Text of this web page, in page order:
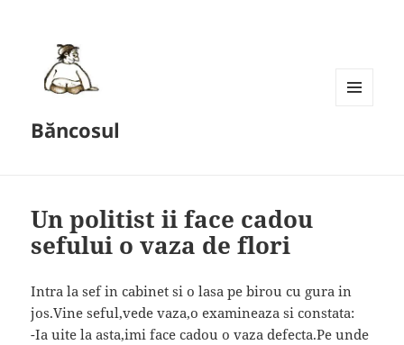
Băncosul
Un politist ii face cadou
sefului o vaza de flori
Intra la sef in cabinet si o lasa pe birou cu gura in
jos.Vine seful,vede vaza,o examineaza si constata:
-Ia uite la asta,imi face cadou o vaza defecta.Pe unde